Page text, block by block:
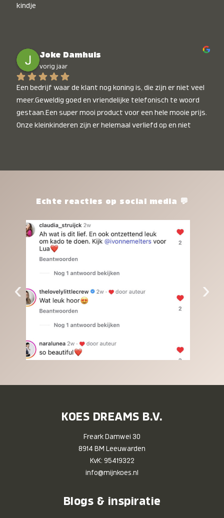
kindje
Joke Damhuis
vorig jaar
Een bedrijf waar de klant nog koning is, die zijn er niet veel
meer.Geweldig goed en vriendelijke telefonisch te woord
gestaan.Een super mooi product voor een hele mooie prijs.
Onze kleinkinderen zijn er helemaal verliefd op en niet
het waard.Echte reacties op social media 💬
‹ ›
KOES DREAMS B.V.
Freark Damwei 30
8914 BM Leeuwarden
KvK: 95419322
info@mijnkoes.nl
Blogs & inspiratie